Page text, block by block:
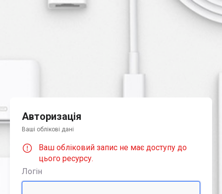
Авторизація
Ваші облікові дані
Ваш обліковий запис не має доступу до
цього ресурсу.
Логін